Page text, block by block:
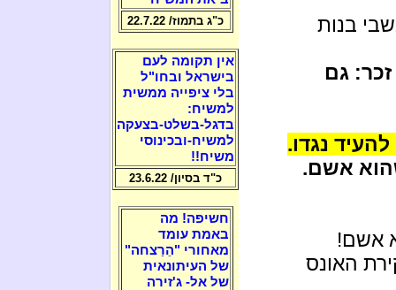
בנות
גם
נגדו.
אשם.
אשם!
האונס
כ"ג בתמוז/ 22.7.22
אין תקומה לעם
בישראל ובחו"ל
בלי ציפייה ממשית
למשיח:
בדגל-בשלט-בצעקה
למשיח-ובכינוסי
משיח!!
כ"ד בסיון/ 23.6.22
חשיפה! מה
באמת עומד
מאחורי "הֵרַצחה"
של העיתונאית
של אל- ג'זירה